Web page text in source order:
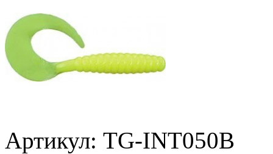
Артикул: TG-INT050B